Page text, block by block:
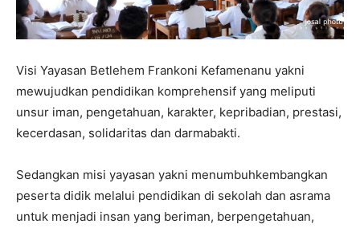
Visi Yayasan Betlehem Frankoni Kefamenanu yakni
mewujudkan pendidikan komprehensif yang meliputi
unsur iman, pengetahuan, karakter, kepribadian, prestasi,
kecerdasan, solidaritas dan darmabakti.
Sedangkan misi yayasan yakni menumbuhkembangkan
peserta didik melalui pendidikan di sekolah dan asrama
untuk menjadi insan yang beriman, berpengetahuan,